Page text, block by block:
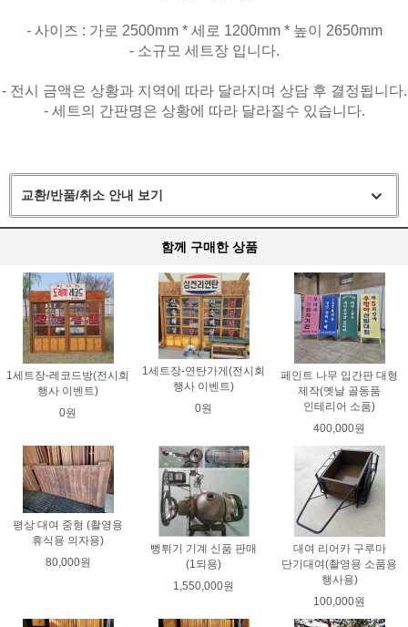
- 사이즈 : 가로 2500mm * 세로 1200mm * 높이 2650mm
- 소규모 세트장 입니다.
- 전시 금액은 상황과 지역에 따라 달라지며 상담 후 결정됩니다.
- 세트의 간판명은 상황에 따라 달라질수 있습니다.
교환/반품/취소 안내 보기
함께 구매한 상품
1세트장-레코드방(전시회
행사 이벤트)
0원
1세트장-연탄가게(전시회
행사 이벤트)
0원
페인트 나무 입간판 대형
제작(옛날 골동품
인테리어 소품)
400,000원
평상 대여 중형 (촬영용
휴식용 의자용)
80,000원
뻥튀기 기계 신품 판매
(1되용)
1,550,000원
대여 리어카 구루마
단기대여(촬영용 소품용
행사용)
100,000원